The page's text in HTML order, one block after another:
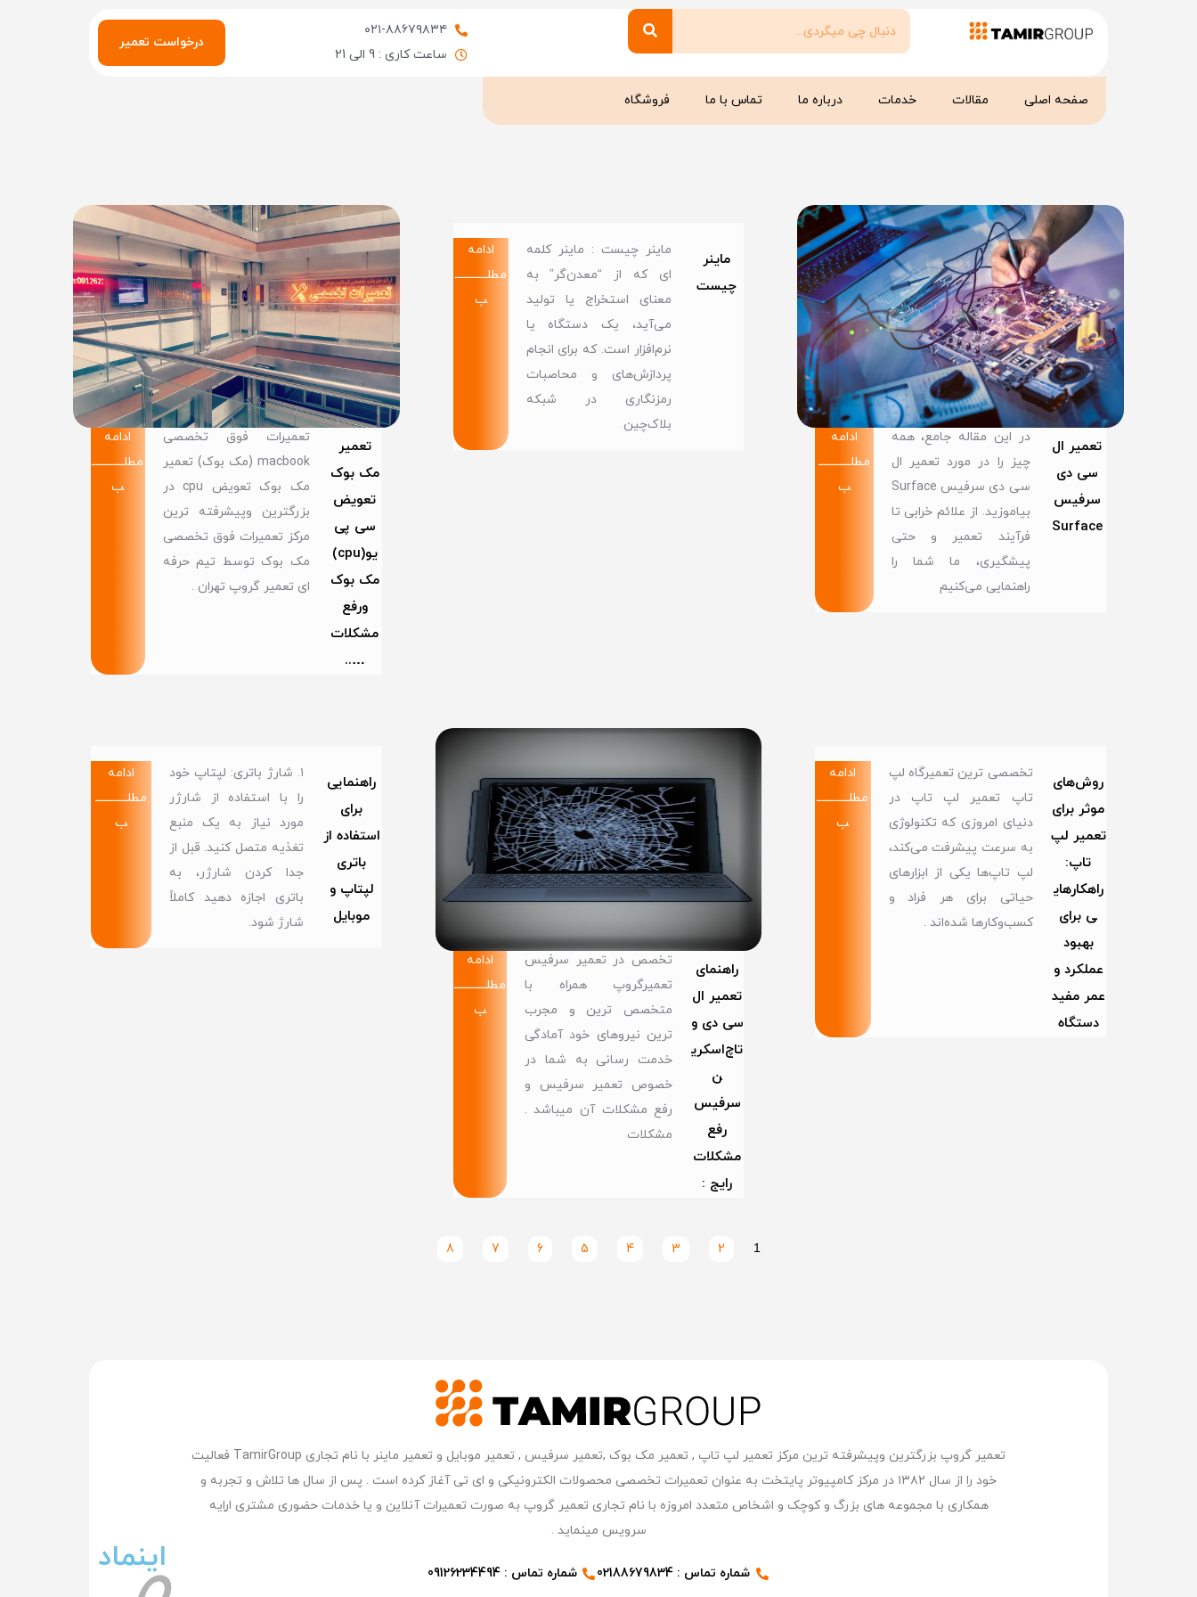
۰۲۱-۸۸۶۷۹۸۳۴
ساعت کاری : 9 الی 21
درخواست تعمیر
صفحه اصلی مقالات خدمات درباره ما تماس با ما فروشگاه
تعمیر ال
سی دی
سرفیس
Surface
در این مقاله جامع، همه
چیز را در مورد تعمیر ال
سی دی سرفیس Surface
بیاموزید. از علائم خرابی تا
فرآیند تعمیر و حتی
پیشگیری، ما شما را
راهنمایی می‌کنیم
ادامه
مطلــــــــــــ
ب
ماینر
چیست
ماینر چیست : ماینر کلمه
ای که از “معدن‌گر” به
معنای استخراج یا تولید
می‌آید، یک دستگاه یا
نرم‌افزار است. که برای انجام
پردازش‌های و محاصبات
رمزنگاری در شبکه‌
بلاک‌چین
ادامه
مطلــــــــــــ
ب
تعمیر
مک بوک
تعویض
سی پی
یو(cpu)
مک بوک
ورفع
مشکلات
…..
تعمیرات فوق تخصصی
macbook (مک بوک) تعمیر
مک بوک تعویض cpu در
بزرگترین وپیشرفته ترین
مرکز تعمیرات فوق تخصصی
مک بوک توسط تیم حرفه
ای تعمیر گروپ تهران .
ادامه
مطلــــــــــــ
ب
روش‌های
موثر برای
تعمیر لپ
تاپ:
راهکارهای
ی برای
بهبود
عملکرد و
عمر مفید
دستگاه
تخصصی ترین تعمیرگاه لپ
تاپ تعمیر لپ تاپ در
دنیای امروزی که تکنولوژی
به سرعت پیشرفت می‌کند،
لپ تاپ‌ها یکی از ابزارهای
حیاتی برای هر فراد و
کسب‌وکارها شده‌اند .
ادامه
مطلــــــــــــ
ب
راهنمای
تعمیر ال
سی دی و
تاچ‌اسکری
ن
سرفیس
رفع
مشکلات
رایج :
تخصص در تعمیر سرفیس
تعمیرگروپ همراه با
متخصص ترین و مجرب
ترین نیروهای خود آمادگی
خدمت رسانی به شما در
خصوص تعمیر سرفیس و
رفع مشکلات آن میباشد .
مشکلات
ادامه
مطلــــــــــــ
ب
راهنمایی
برای
استفاده از
باتری
لپتاپ و
موبایل
۱. شارژ باتری: لپتاپ خود
را با استفاده از شارژر
مورد نیاز به یک منبع
تغذیه متصل کنید. قبل از
جدا کردن شارژر، به
باتری اجازه دهید کاملاً
شارژ شود.
ادامه
مطلــــــــــــ
ب
1
2
3
4
5
6
7
8
تعمیر گروپ بزرگترین وپیشرفته ترین مرکز تعمیر لپ تاپ , تعمیر مک بوک ,تعمیر سرفیس , تعمیر موبایل و تعمیر ماینر با نام تجاری TamirGroup فعالیت
خود را از سال ۱۳۸۲ در مرکز کامپیوتر پایتخت به عنوان تعمیرات تخصصی محصولات الکترونیکی و ای تی آغاز کرده است . پس از سال ها تلاش و تجربه و
همکاری با مجموعه های بزرگ و کوچک و اشخاص متعدد امروزه با نام تجاری تعمیر گروپ به صورت تعمیرات آنلاین و یا خدمات حضوری مشتری اراِیه
سرویس مینماید .
اینماد شماره تماس : 02188679834 شماره تماس : 09126234494